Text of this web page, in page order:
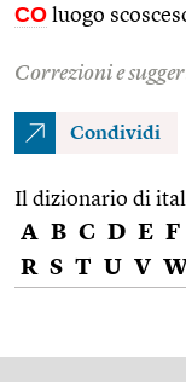
CO luogo
Correzioni e
Condividi
Il dizionario di
A B C D E F
R S T U V